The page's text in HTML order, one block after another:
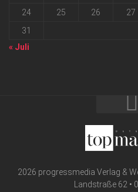
24
25 26 27
31
« Juli
2026 progressmedia Verlag &
Landstraße 62 •